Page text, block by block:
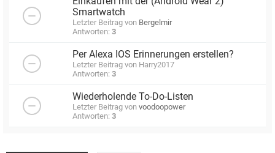
Smartwatch
Letzter Beitrag von Bergelmir
Antworten: 3
Per Alexa IOS Erinnerungen erstellen?
Letzter Beitrag von Harry2017
Antworten: 3
Wiederholende To-Do-Listen
Letzter Beitrag von voodoopower
Antworten: 3